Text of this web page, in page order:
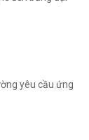
yêu cầu ứng